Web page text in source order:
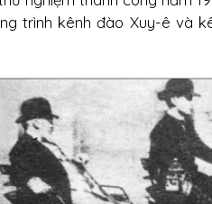
trình kênh đào Xuy-ê và